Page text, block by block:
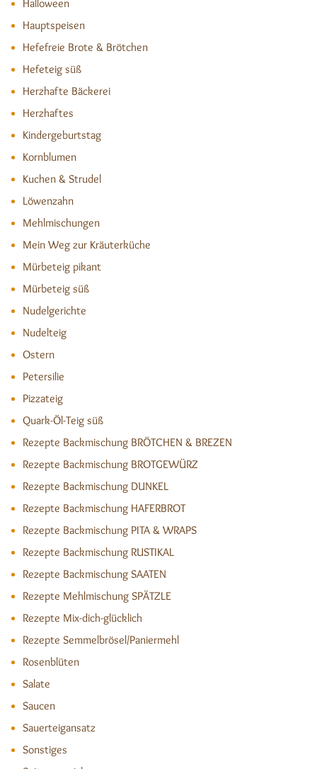
Halloween
Hauptspeisen
Hefefreie Brote & Brötchen
Hefeteig süß
Herzhafte Bäckerei
Herzhaftes
Kindergeburtstag
Kornblumen
Kuchen & Strudel
Löwenzahn
Mehlmischungen
Mein Weg zur Kräuterküche
Mürbeteig pikant
Mürbeteig süß
Nudelgerichte
Nudelteig
Ostern
Petersilie
Pizzateig
Quark-Öl-Teig süß
Rezepte Backmischung BRÖTCHEN & BREZEN
Rezepte Backmischung BROTGEWÜRZ
Rezepte Backmischung DUNKEL
Rezepte Backmischung HAFERBROT
Rezepte Backmischung PITA & WRAPS
Rezepte Backmischung RUSTIKAL
Rezepte Backmischung SAATEN
Rezepte Mehlmischung SPÄTZLE
Rezepte Mix-dich-glücklich
Rezepte Semmelbrösel/Paniermehl
Rosenblüten
Salate
Saucen
Sauerteigansatz
Sonstiges